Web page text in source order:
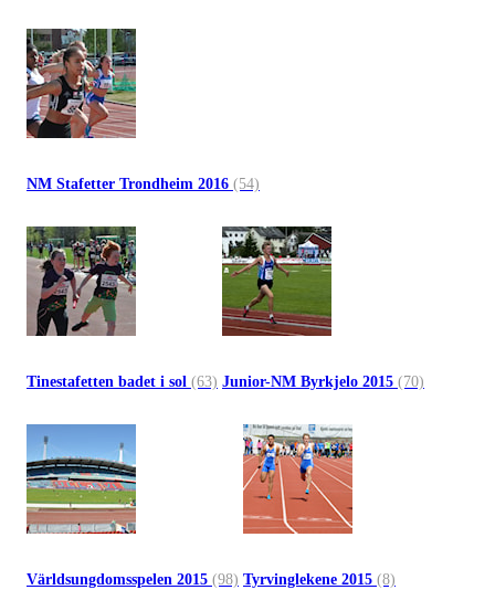
NM Stafetter Trondheim 2016 (54)
Tinestafetten badet i sol (63) Junior-NM Byrkjelo 2015 (70)
Världsungdomsspelen 2015 (98) Tyrvinglekene 2015 (8)